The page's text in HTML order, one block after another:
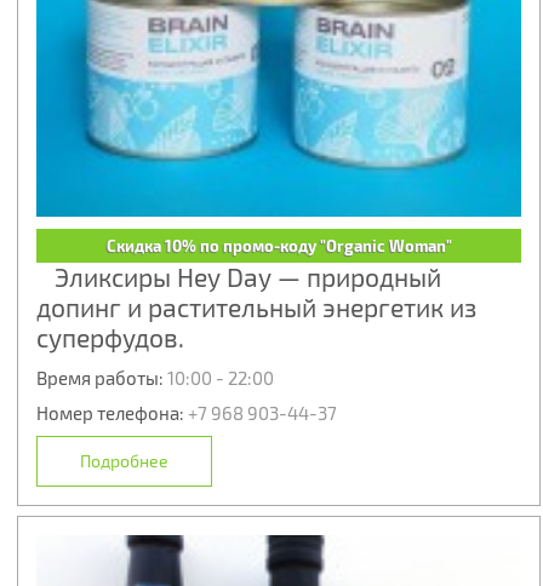
Скидка 10% по промо-коду "Organic Woman"
Эликсиры Hey Day — природный
допинг и растительный энергетик из
суперфудов.
Время работы: 10:00 - 22:00
Номер телефона: +7 968 903-44-37
Подробнее